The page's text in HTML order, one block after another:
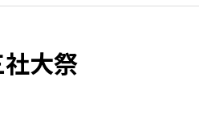
大祭